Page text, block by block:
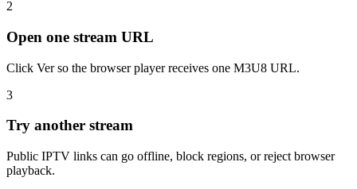
2
Open one stream URL
Click Ver so the browser player receives one M3U8 URL.
3
Try another stream
Public IPTV links can go offline, block regions, or reject browser
playback.